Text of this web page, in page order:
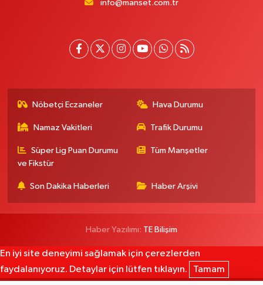
info@manset.com.tr
Nöbetçi Eczaneler Hava Durumu
Namaz Vakitleri Trafik Durumu
Süper Lig Puan Durumu
ve Fikstür
Tüm Manşetler
Son Dakika Haberleri Haber Arşivi
Haber Yazılımı: TE Bilişim
En iyi site deneyimi sağlamak için çerezlerden
faydalanıyoruz. Detaylar için lütfen tıklayın.
Tamam